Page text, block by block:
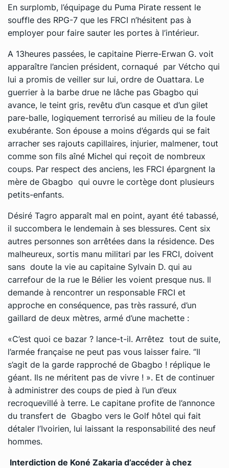
En surplomb, l’équipage du Puma Pirate ressent le
souffle des RPG-7 que les FRCI n’hésitent pas à
employer pour faire sauter les portes à l’intérieur.
A 13heures passées, le capitaine Pierre-Erwan G. voit
apparaître l’ancien président, cornaqué par Vétcho qui
lui a promis de veiller sur lui, ordre de Ouattara. Le
guerrier à la barbe drue ne lâche pas Gbagbo qui
avance, le teint gris, revêtu d’un casque et d’un gilet
pare-balle, logiquement terrorisé au milieu de la foule
exubérante. Son épouse a moins d’égards qui se fait
arracher ses rajouts capillaires, injurier, malmener, tout
comme son fils aîné Michel qui reçoit de nombreux
coups. Par respect des anciens, les FRCI épargnent la
mère de Gbagbo qui ouvre le cortège dont plusieurs
petits-enfants.
Désiré Tagro apparaît mal en point, ayant été tabassé,
il succombera le lendemain à ses blessures. Cent six
autres personnes son arrêtées dans la résidence. Des
malheureux, sortis manu militari par les FRCI, doivent
sans doute la vie au capitaine Sylvain D. qui au
carrefour de la rue le Bélier les voient presque nus. Il
demande à rencontrer un responsable FRCI et
approche en conséquence, pas très rassuré, d’un
gaillard de deux mètres, armé d’une machette :
«C’est quoi ce bazar ? lance-t-il. Arrêtez tout de suite,
l’armée française ne peut pas vous laisser faire. ‘’Il
s’agit de la garde rapproché de Gbagbo ! réplique le
géant. Ils ne méritent pas de vivre ! ». Et de continuer
à administrer des coups de pied à l’un d’eux
recroquevillé à terre. Le capitane profite de l’annonce
du transfert de Gbagbo vers le Golf hôtel qui fait
détaler l’Ivoirien, lui laissant la responsabilité des neuf
hommes.
Interdiction de Koné Zakaria d’accéder à chez